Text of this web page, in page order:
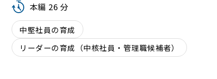
本編 26 分
中堅社員の育成
リーダーの育成（中核社員・管理職候補者）